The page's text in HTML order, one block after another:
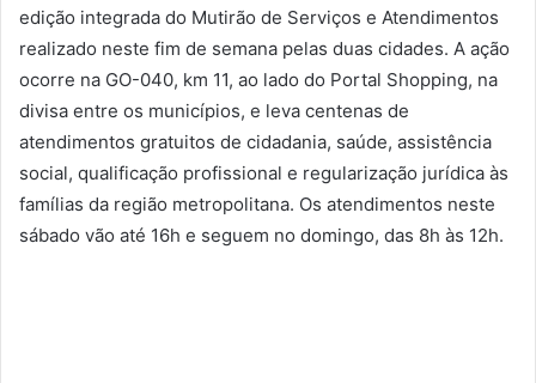
edição integrada do Mutirão de Serviços e Atendimentos
realizado neste fim de semana pelas duas cidades. A ação
ocorre na GO-040, km 11, ao lado do Portal Shopping, na
divisa entre os municípios, e leva centenas de
atendimentos gratuitos de cidadania, saúde, assistência
social, qualificação profissional e regularização jurídica às
famílias da região metropolitana. Os atendimentos neste
sábado vão até 16h e seguem no domingo, das 8h às 12h.